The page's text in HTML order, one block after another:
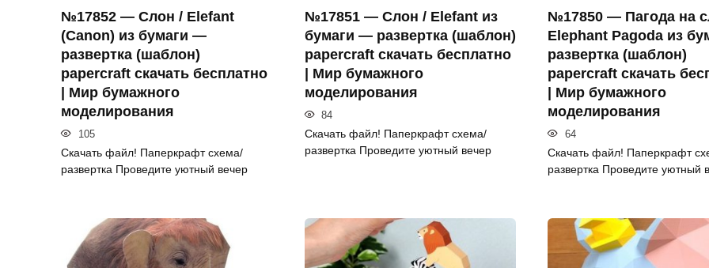
№17852 — Слон / Elefant
(Canon) из бумаги —
развертка (шаблон)
papercraft скачать бесплатно
| Мир бумажного
моделирования
105
Скачать файл! Паперкрафт схема/
развертка Проведите уютный вечер
№17851 — Слон / Elefant из
бумаги — развертка (шаблон)
papercraft скачать бесплатно
| Мир бумажного
моделирования
84
Скачать файл! Паперкрафт схема/
развертка Проведите уютный вечер
№17850 — Пагода на
Elephant Pagoda из
развертка (шаблон)
papercraft скачать
| Мир бумажного
моделирования
64
Скачать файл! Паперкрафт
развертка Проведите уютный